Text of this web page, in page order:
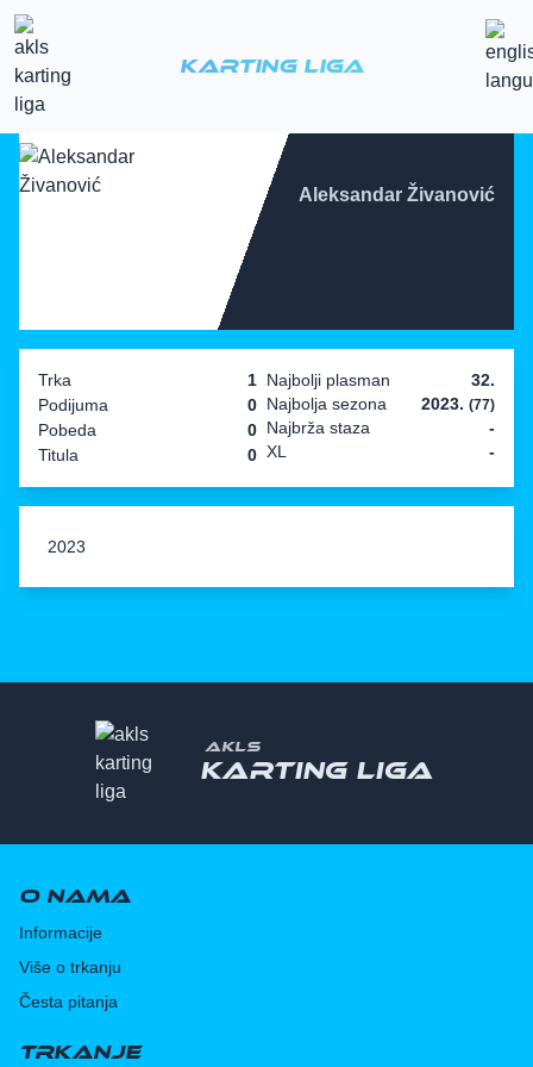
Karting Liga
Aleksandar Živanović
Trka
1
Podijuma
0
Pobeda
0
Titula
0
Najbolji plasman
32.
Najbolja sezona
2023. (77)
Najbrža staza
-
XL
-
2023
AKLS
Karting liga
O nama
Informacije
Više o trkanju
Česta pitanja
Trkanje